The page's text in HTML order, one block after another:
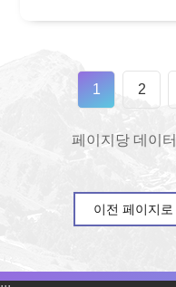
1 2
페이지당 데이
이전 페이지로